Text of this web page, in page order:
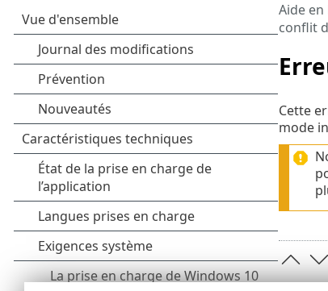
Aide en
conflit
Cette
mode